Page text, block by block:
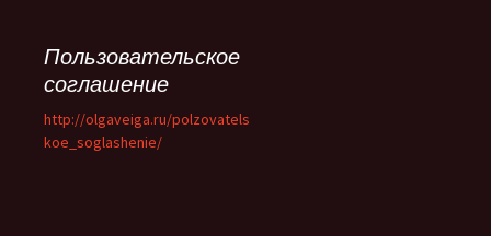
Пользовательское
соглашение
http://olgaveiga.ru/polzovatels
koe_soglashenie/